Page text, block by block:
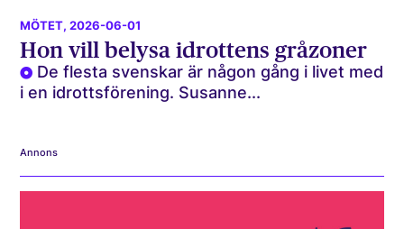
MÖTET, 2026-06-01
Hon vill belysa idrottens gråzoner
De flesta svenskar är någon gång i livet med
i en idrottsförening. Susanne...
Annons